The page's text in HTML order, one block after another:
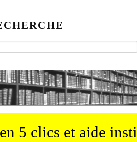
en 5 clics et aide